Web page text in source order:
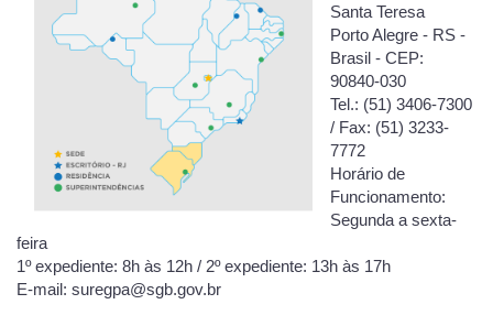
Santa Teresa
Porto Alegre - RS -
Brasil - CEP:
90840-030
Tel.: (51) 3406-7300
/ Fax: (51) 3233-
7772
Horário de
Funcionamento:
Segunda a sexta-
feira
1º expediente: 8h às 12h / 2º expediente: 13h às 17h
E-mail: suregpa@sgb.gov.br